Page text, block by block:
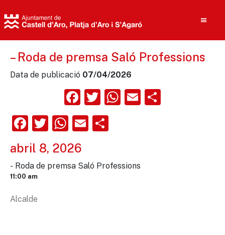
– Roda de premsa Saló Professions
Data de publicació 07/04/2026
Facebook
Twitter
WhatsApp
Email
Facebook
Twitter
WhatsApp
Email
abril 8, 2026
- Roda de premsa Saló Professions
11:00 am
Alcalde